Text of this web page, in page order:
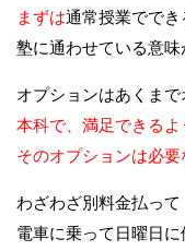
まずは通常授業でで
塾に通わせている意味
オプションはあくま
本科で、満足できる
そのオプションは必要
わざわざ別料金払って
電車に乗って日曜日に